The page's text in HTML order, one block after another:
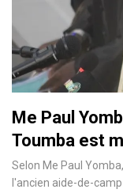
Me Paul
Toumba est
Selon Me Paul
l'ancien aide-de-